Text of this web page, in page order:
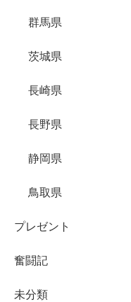
群馬県
茨城県
長崎県
長野県
静岡県
鳥取県
プレゼント
奮闘記
未分類